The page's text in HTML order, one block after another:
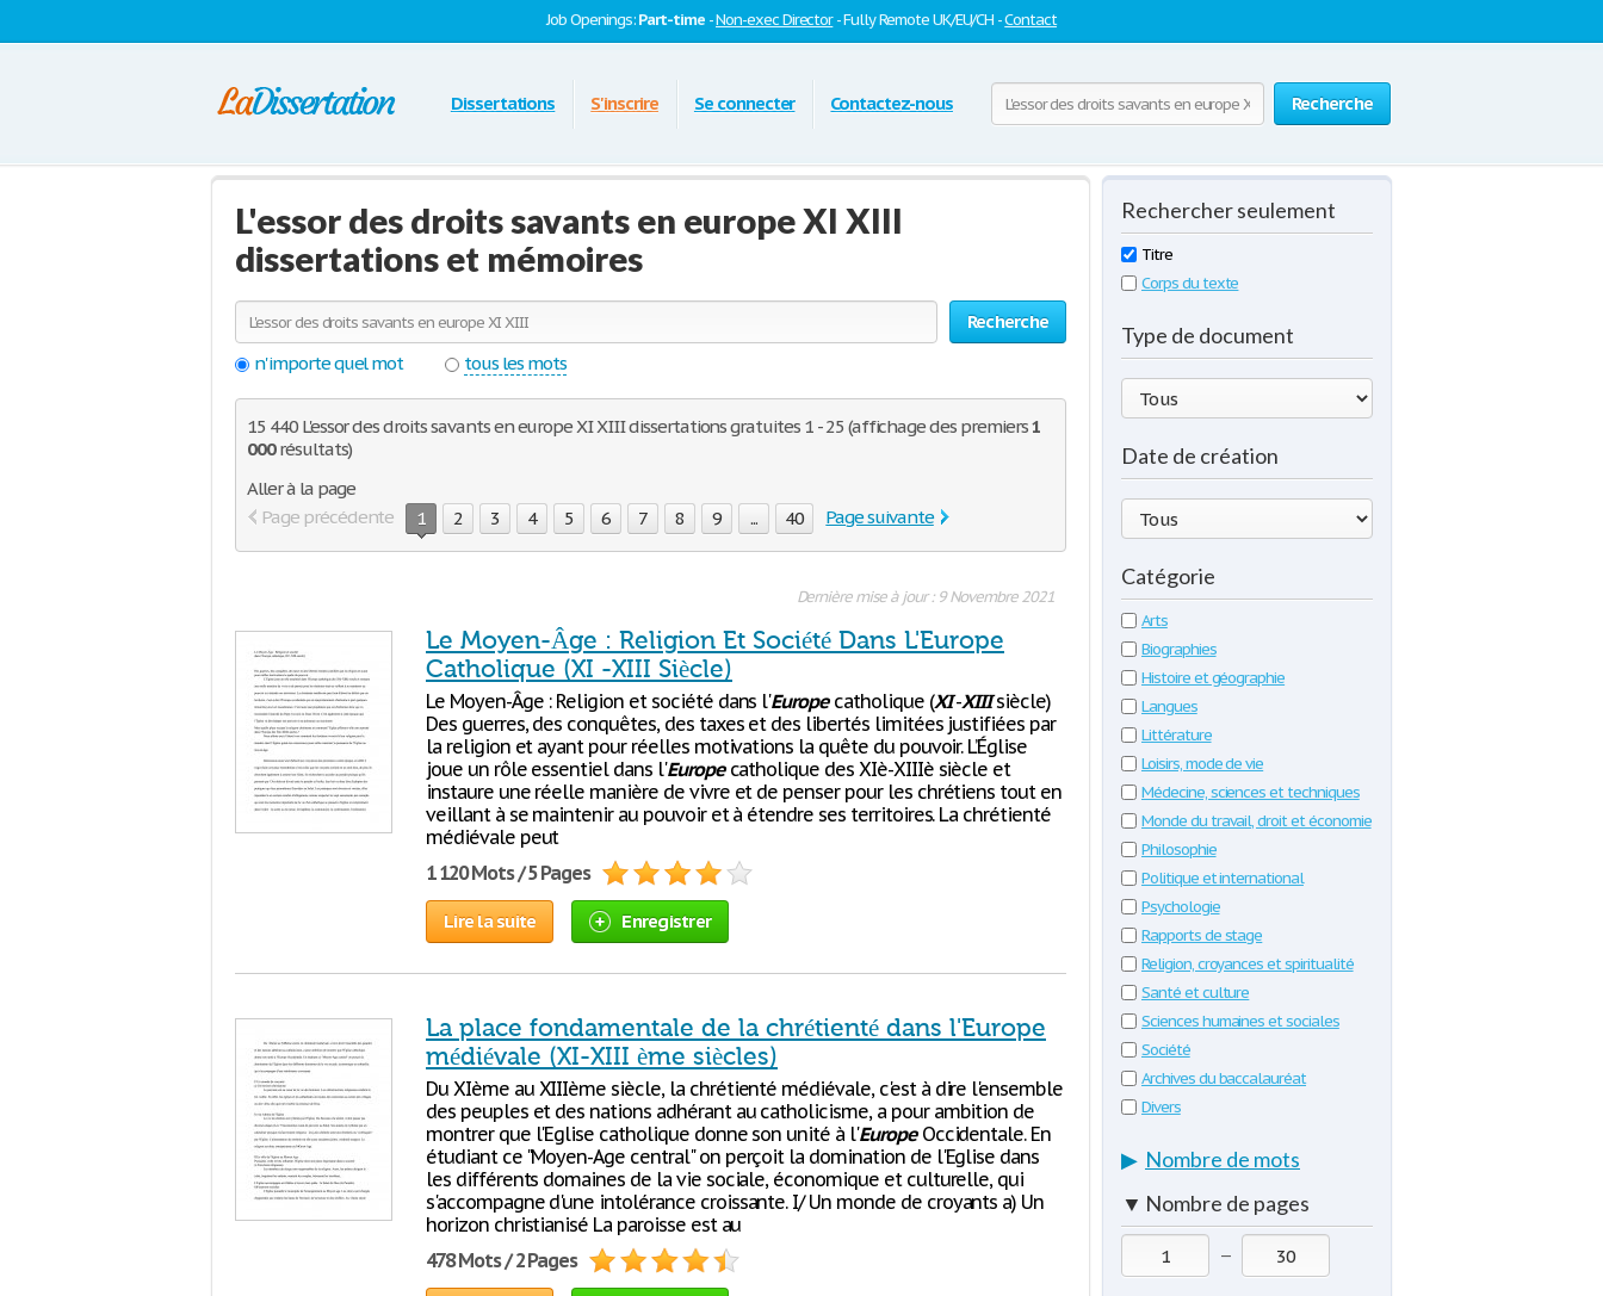
Job Openings:Part-time -Non-exec Director- Fully Remote UK/EU/CH -Contact
Recherche
Dissertations S'inscrire Se connecter Contactez-nous
L'essor des droits savants en europe XI XIII
dissertations et mémoires
Recherche
n'importe quel mot
tous les mots
15 440 L'essor des droits savants en europe XI XIII dissertations gratuites 1 - 25 (affichage des premiers1
000résultats)
Aller à la page
Page précédente
1 2 3 4 5 6 7 8 9 ... 40 Page suivante
Dernière mise à jour : 9 Novembre 2021
Le Moyen-Âge : Religion Et Société Dans L'Europe
Catholique (XI -XIII Siècle)
Le Moyen-Âge : Religion et société dans l'Europecatholique (XI-XIIIsiècle)
Des guerres, des conquêtes, des taxes et des libertés limitées justifiées par
la religion et ayant pour réelles motivations la quête du pouvoir. L’Église
joue un rôle essentiel dans l'Europecatholique des XIè-XIIIè siècle et
instaure une réelle manière de vivre et de penser pour les chrétiens tout en
veillant à se maintenir au pouvoir et à étendre ses territoires. La chrétienté
médiévale peut
1 120 Mots / 5 Pages
Lire la suite Enregistrer
La place fondamentale de la chrétienté dans l'Europe
médiévale (XI-XIII ème siècles)
Du XIème au XIIIème siècle, la chrétienté médiévale, c'est à dire l'ensemble
des peuples et des nations adhérant au catholicisme, a pour ambition de
montrer que l'Eglise catholique donne son unité à l'EuropeOccidentale. En
étudiant ce "Moyen-Age central" on perçoit la domination de l'Eglise dans
les différents domaines de la vie sociale, économique et culturelle, qui
s'accompagne d'une intolérance croissante. I/ Un monde de croyants a) Un
horizon christianisé La paroisse est au
478 Mots / 2 Pages
Rechercher seulement
Titre
Corps du texte
Type de document
Date de création
Catégorie
Arts
Biographies
Histoire et géographie
Langues
Littérature
Loisirs, mode de vie
Médecine, sciences et techniques
Monde du travail, droit et économie
Philosophie
Politique et international
Psychologie
Rapports de stage
Religion, croyances et spiritualité
Santé et culture
Sciences humaines et sociales
Société
Archives du baccalauréat
Divers
▶ Nombre de mots
▼ Nombre de pages
—